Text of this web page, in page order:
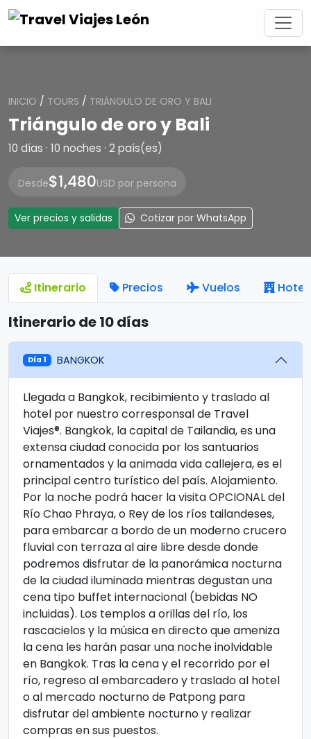
INICIO / TOURS / TRIÁNGULO DE ORO Y BALI
Triángulo de oro y Bali
10 días · 10 noches · 2 país(es)
Desde$1,480USD por persona
Ver precios y salidas Cotizar por WhatsApp
Itinerario Precios Vuelos
Itinerario de 10 días
Día 1 BANGKOK
Llegada a Bangkok, recibimiento y traslado al
hotel por nuestro corresponsal de Travel
Viajes®. Bangkok, la capital de Tailandia, es una
extensa ciudad conocida por los santuarios
ornamentados y la animada vida callejera, es el
principal centro turístico del país. Alojamiento.
Por la noche podrá hacer la visita OPCIONAL del
Río Chao Phraya, o Rey de los ríos tailandeses,
para embarcar a bordo de un moderno crucero
fluvial con terraza al aire libre desde donde
podremos disfrutar de la panorámica nocturna
de la ciudad iluminada mientras degustan una
cena tipo buffet internacional (bebidas NO
incluidas). Los templos a orillas del río, los
rascacielos y la música en directo que ameniza
la cena les harán pasar una noche inolvidable
en Bangkok. Tras la cena y el recorrido por el
río, regreso al embarcadero y traslado al hotel
o al mercado nocturno de Patpong para
disfrutar del ambiente nocturno y realizar
compras en sus puestos.